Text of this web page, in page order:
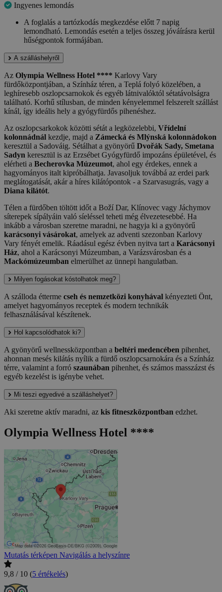
Ingyenes lemondás
A foglalás a tartózkodás megkezdése előtt 7 napig
lemondható. Lemondás esetén a teljes összeg jóváírásra kerül
hűségpontok formájában.
A szálláshelyről
Az Olympia Wellness Hotel **** Karlovy Vary
fürdőközpontjában, a Színház téren, a Teplá folyó közelében, a
leghíresebb oszlopcsarnokok és egyéb látnivalóktól sétatávolságra
található. Korhű stílusban, de minden kényelemmel felszerelt szállást
kínál, így ideális hely a gyógyfürdős pihenéshez.
Az oszlopcsarkokok közötti sétát a legközelebbi, Vřídelní
kolonnádnál kezdje, majd a Zámecká és Mlýnská kolonnádokon
keresztül a Sadováig. Sétálhat a gyönyörű Dvořák Sady, Smetana
Sadyn keresztül is az Erzsébet Gyógyfürdő impozáns épületével, és
elérheti a Becherovka Múzeumot, ahol egy érdekes, ennek a
hagyományos italt kipróbálhatja. Javasoljuk továbbá az erdei park
meglátogatását, akár a híres kilátópontok - a Szarvasugrás, vagy a
Diana kilátót.
Télen a fürdőben töltött időt a Boží Dar, Klínovec vagy Jáchymov
síterepek sípályáin való síeléssel teheti még élvezetesebbé. Ha
inkább a városban szeretne maradni, ne hagyja ki a gyönyörű
karácsonyi vásárokat, amelyek az adventi szezonban Karlovy
Vary fényét emelik. Ráadásul egész évben nyitva tart a Karácsonyi
Ház, ahol a Karácsonyi Múzeumban, a Varázsvárosban és a
Mackómúzeumban elmerülhet az ünnepi hangulatban.
Milyen fogásokat kóstolhatok meg?
A szálloda étterme cseh és nemzetközi konyhával kényezteti Önt,
amelyet hagyományos receptek és modern technikák
felhasználásával készítenek.
Hol kapcsolódhatok ki?
A gyönyörű wellnessközpontban a beltéri medencében pihenhet,
ahonnan mesés kilátás nyílik a fürdő oszlopcsarnokára és a Színház
térre, valamint a forró szaunában pihenhet, és számos masszázst és
egyéb kezelést is igénybe vehet.
Mi teszi egyedivé a szálláshelyet?
Aki szeretne aktív maradni, az kis fitneszközpontban edzhet.
Olympia Wellness Hotel ****
Mutatás térképen Navigálás a helyszínre
9,8 / 10 (5 értékelés)